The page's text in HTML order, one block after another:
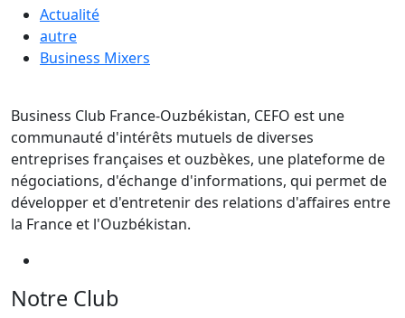
Actualité
autre
Business Mixers
Business Club France-Ouzbékistan, CEFO est une
communauté d'intérêts mutuels de diverses
entreprises françaises et ouzbèkes, une plateforme de
négociations, d'échange d'informations, qui permet de
développer et d'entretenir des relations d'affaires entre
la France et l'Ouzbékistan.
Notre Club